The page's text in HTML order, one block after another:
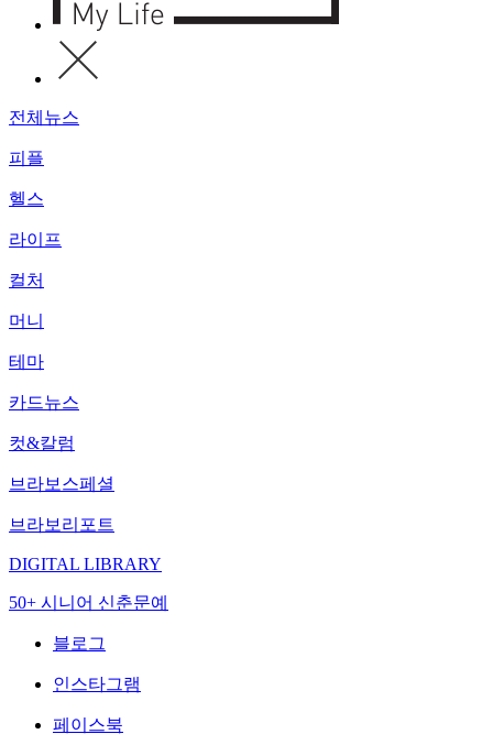
전체뉴스
피플
헬스
라이프
컬처
머니
테마
카드뉴스
컷&칼럼
브라보스페셜
브라보리포트
DIGITAL LIBRARY
50+ 시니어 신춘문예
블로그
인스타그램
페이스북